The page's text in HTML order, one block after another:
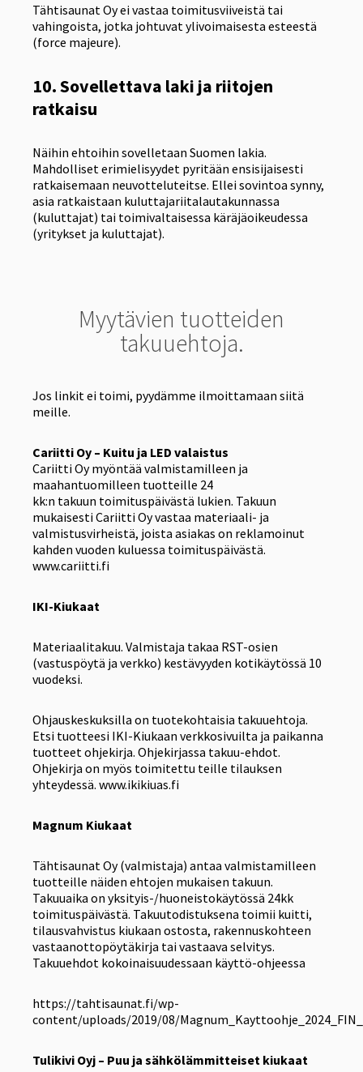
Tähtisaunat Oy ei vastaa toimitusviiveistä tai
vahingoista, jotka johtuvat ylivoimaisesta esteestä
(force majeure).
10. Sovellettava laki ja riitojen
ratkaisu
Näihin ehtoihin sovelletaan Suomen lakia.
Mahdolliset erimielisyydet pyritään ensisijaisesti
ratkaisemaan neuvotteluteitse. Ellei sovintoa synny,
asia ratkaistaan kuluttajariitalautakunnassa
(kuluttajat) tai toimivaltaisessa käräjäoikeudessa
(yritykset ja kuluttajat).
Myytävien tuotteiden
takuuehtoja.
Jos linkit ei toimi, pyydämme ilmoittamaan siitä
meille.
Cariitti Oy – Kuitu ja LED valaistus
Cariitti Oy myöntää valmistamilleen ja
maahantuomilleen tuotteille 24
kk:n takuun toimituspäivästä lukien. Takuun
mukaisesti Cariitti Oy vastaa materiaali- ja
valmistusvirheistä, joista asiakas on reklamoinut
kahden vuoden kuluessa toimituspäivästä.
www.cariitti.fi
IKI-Kiukaat
Materiaalitakuu. Valmistaja takaa RST-osien
(vastuspöytä ja verkko) kestävyyden kotikäytössä 10
vuodeksi.
Ohjauskeskuksilla on tuotekohtaisia takuuehtoja.
Etsi tuotteesi IKI-Kiukaan verkkosivuilta ja paikanna
tuotteet ohjekirja. Ohjekirjassa takuu-ehdot.
Ohjekirja on myös toimitettu teille tilauksen
yhteydessä. www.ikikiuas.fi
Magnum Kiukaat
Tähtisaunat Oy (valmistaja) antaa valmistamilleen
tuotteille näiden ehtojen mukaisen takuun.
Takuuaika on yksityis-/huoneistokäytössä 24kk
toimituspäivästä. Takuutodistuksena toimii kuitti,
tilausvahvistus kiukaan ostosta, rakennuskohteen
vastaanottopöytäkirja tai vastaava selvitys.
Takuuehdot kokoinaisuudessaan käyttö-ohjeessa
https://tahtisaunat.fi/wp-
content/uploads/2019/08/
Tulikivi Oyj – Puu ja sähkölämmitteiset kiukaat